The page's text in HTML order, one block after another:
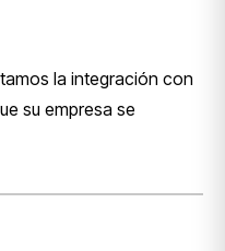
la integración con
su empresa se